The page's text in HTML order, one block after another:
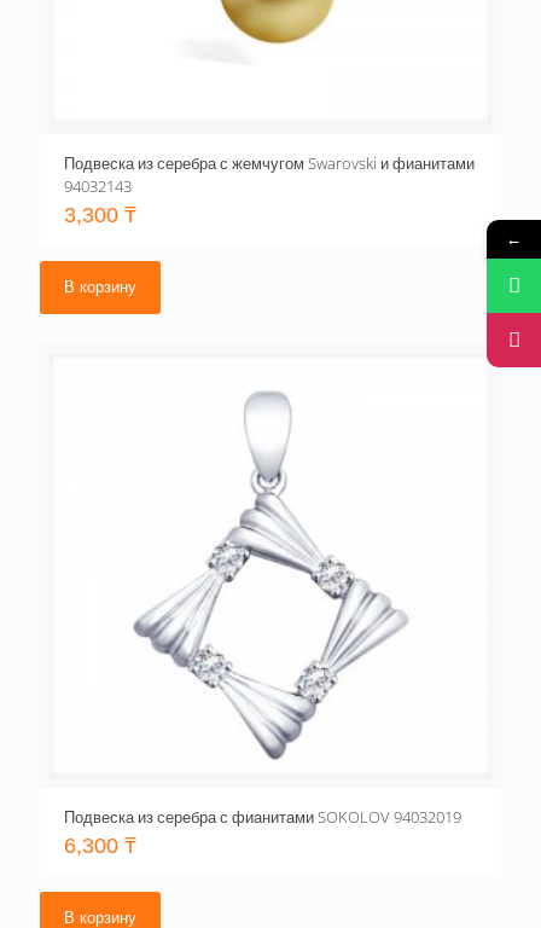
Подвеска из серебра с жемчугом Swarovski и фианитами
94032143
3,300 ₸
В корзину
Подвеска из серебра с фианитами SOKOLOV 94032019
6,300 ₸
В корзину
←